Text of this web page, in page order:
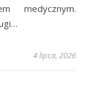
medycznym.
4 lipca, 2026